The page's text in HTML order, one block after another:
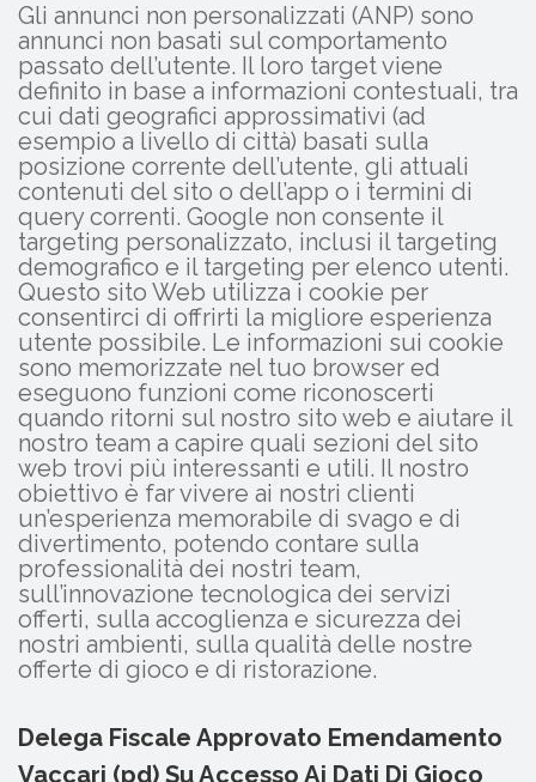
Gli annunci non personalizzati (ANP) sono
annunci non basati sul comportamento
passato dell’utente. Il loro target viene
definito in base a informazioni contestuali, tra
cui dati geografici approssimativi (ad
esempio a livello di città) basati sulla
posizione corrente dell’utente, gli attuali
contenuti del sito o dell’app o i termini di
query correnti. Google non consente il
targeting personalizzato, inclusi il targeting
demografico e il targeting per elenco utenti.
Questo sito Web utilizza i cookie per
consentirci di offrirti la migliore esperienza
utente possibile. Le informazioni sui cookie
sono memorizzate nel tuo browser ed
eseguono funzioni come riconoscerti
quando ritorni sul nostro sito web e aiutare il
nostro team a capire quali sezioni del sito
web trovi più interessanti e utili. Il nostro
obiettivo è far vivere ai nostri clienti
un’esperienza memorabile di svago e di
divertimento, potendo contare sulla
professionalità dei nostri team,
sull’innovazione tecnologica dei servizi
offerti, sulla accoglienza e sicurezza dei
nostri ambienti, sulla qualità delle nostre
offerte di gioco e di ristorazione.
Delega Fiscale Approvato Emendamento
Vaccari (pd) Su Accesso Ai Dati Di Gioco